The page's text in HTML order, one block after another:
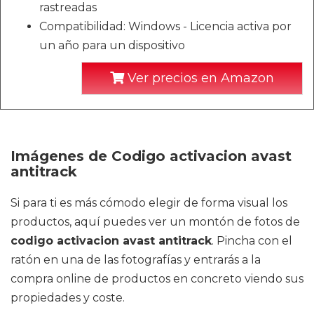
rastreadas
Compatibilidad: Windows - Licencia activa por
un año para un dispositivo
Ver precios en Amazon
Imágenes de Codigo activacion avast
antitrack
Si para ti es más cómodo elegir de forma visual los
productos, aquí puedes ver un montón de fotos de
codigo activacion avast antitrack. Pincha con el
ratón en una de las fotografías y entrarás a la
compra online de productos en concreto viendo sus
propiedades y coste.